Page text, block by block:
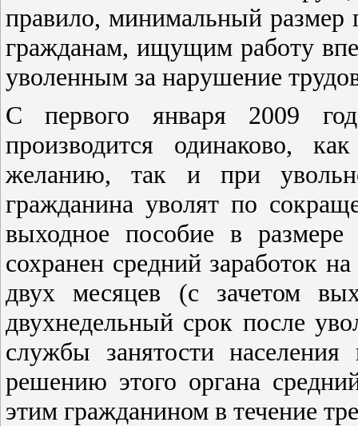
правило, минимальный размер
гражданам, ищущим работу
уволенным за нарушение
С первого января 2009
производится одинаково,
желанию, так и при
гражданина уволят по
выходное пособие в
сохранен средний заработок
двух месяцев (с зачетом
двухнедельный срок после
службы занятости
решению этого органа
этим гражданином в течение